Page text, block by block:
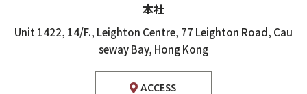
本社
Unit 1422, 14/F., Leighton Centre, 77 Leighton Road, Cau
seway Bay, Hong Kong
ACCESS